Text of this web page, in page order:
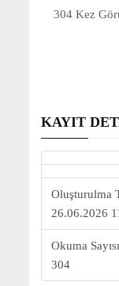
304 Kez
KAYIT
Oluşturulma
26.06.2026
Okuma Sayısı
304